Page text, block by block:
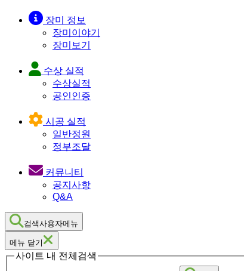
장미 정보
장미이야기
장미보기
수상 실적
수상실적
공인인증
시공 실적
일반정원
정부조달
커뮤니티
공지사항
Q&A
검색사용자메뉴
메뉴 닫기
사이트 내 전체검색